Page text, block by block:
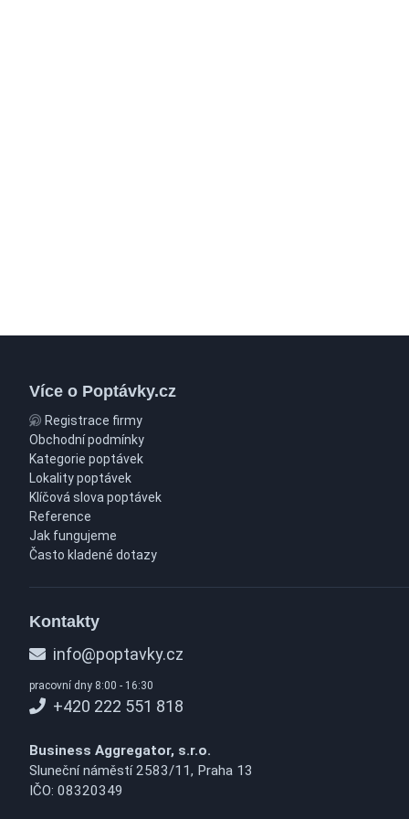
Více o Poptávky.cz
Registrace firmy
Obchodní podmínky
Kategorie poptávek
Lokality poptávek
Klíčová slova poptávek
Reference
Jak fungujeme
Často kladené dotazy
Kontakty
info@poptavky.cz
pracovní dny 8:00 - 16:30
+420 222 551 818
Business Aggregator, s.r.o.
Sluneční náměstí 2583/11, Praha 13
IČO: 08320349